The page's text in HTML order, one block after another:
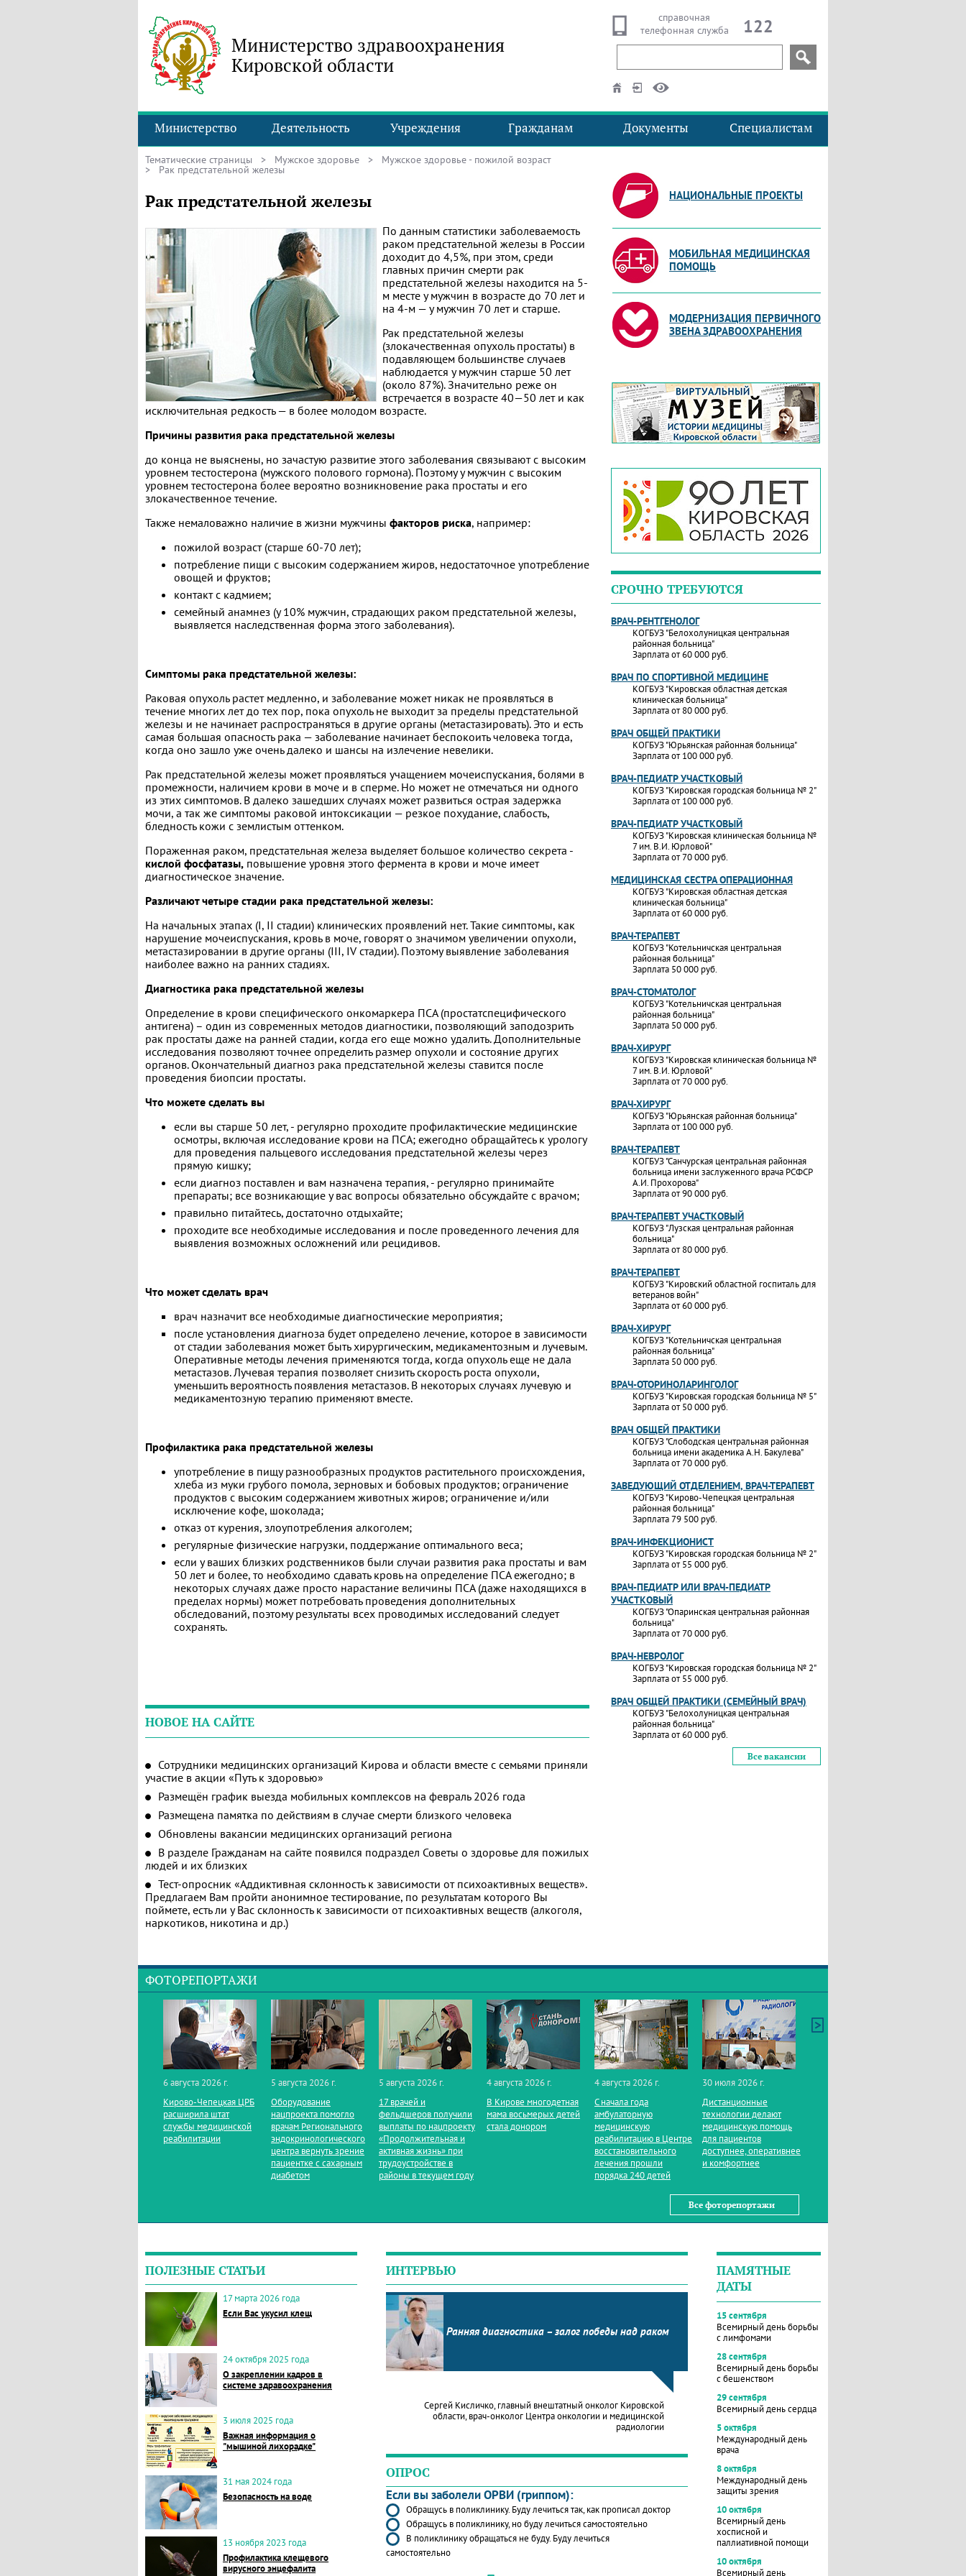
Министерство здравоохранения
Кировской области
справочная
телефонная служба
122
Министерство Деятельность Учреждения Гражданам Документы Специалистам
Тематические страницы > Мужское здоровье > Мужское здоровье - пожилой возраст
> Рак предстательной железы
Рак предстательной железы
По данным статистики заболеваемость
раком предстательной железы в России
доходит до 4,5%, при этом, среди
главных причин смерти рак
предстательной железы находится на 5-
м месте у мужчин в возрасте до 70 лет и
на 4-м — у мужчин 70 лет и старше.
Рак предстательной железы
(злокачественная опухоль простаты) в
подавляющем большинстве случаев
наблюдается у мужчин старше 50 лет
(около 87%). Значительно реже он
встре­чается в возрасте 40—50 лет и как
исключительная редкость — в более молодом возрасте.
Причины развития рака предстательной железы
до конца не выяснены, но зачастую развитие этого заболевания связывают с высоким
уровнем тестостерона (мужского полового гормона). Поэтому у мужчин с высоким
уровнем тестостерона более вероятно возникновение рака простаты и его
злокачественное течение.
Также немаловажно наличие в жизни мужчины факторов риска, например:
пожилой возраст (старше 60-70 лет);
потребление пищи с высоким содержанием жиров, недостаточное употребление
овощей и фруктов;
контакт с кадмием;
семейный анамнез (у 10% мужчин, страдающих раком предстательной железы,
выявляется наследственная форма этого заболевания).
Симптомы рака предстательной железы:
Раковая опухоль растет медленно, и заболевание может никак не проявляться в
течение многих лет до тех пор, пока опухоль не выходит за пределы предстательной
железы и не начинает распространяться в другие органы (метастазировать). Это и есть
самая большая опасность рака — заболевание начинает беспокоить человека тогда,
когда оно зашло уже очень далеко и шансы на излечение невелики.
Рак предстательной железы может проявляться учащением мочеиспускания, болями в
промежности, наличием крови в моче и в сперме. Но может не отмечаться ни одного
из этих симптомов. В далеко зашедших случаях может развиться острая задержка
мочи, а так же симптомы раковой интоксикации — резкое похудание, слабость,
бледность кожи с землистым оттенком.
Пораженная раком, предстательная железа выделяет большое количество секрета -
кислой фосфатазы, повышение уровня этого фермента в крови и моче имеет
диагностическое значение.
Различают четыре стадии рака предстательной железы:
На начальных этапах (I, II стадии) клинических проявлений нет. Такие симптомы, как
нарушение мочеиспускания, кровь в моче, говорят о значимом увеличении опухоли,
метастазировании в другие органы (III, IV стадии). Поэтому выявление заболевания
наиболее важно на ранних стадиях.
Диагностика рака предстательной железы
Определение в крови специфического онкомаркера ПСА (простатспецифического
антигена) – один из современных методов диагностики, позволяющий заподозрить
рак простаты даже на ранней стадии, когда его еще можно удалить. Дополнительные
исследования позволяют точнее определить размер опухоли и состояние других
органов. Окончательный диагноз рака предстательной железы ставится после
проведения биопсии простаты.
Что можете сделать вы
если вы старше 50 лет, - регулярно проходите профилактические медицинские
осмотры, включая исследование крови на ПСА; ежегодно обращайтесь к урологу
для проведения пальцевого исследования предстательной железы через
прямую кишку;
если диагноз поставлен и вам назначена терапия, - регулярно принимайте
препараты; все возникающие у вас вопросы обязательно обсуждайте с врачом;
правильно питайтесь, достаточно отдыхайте;
проходите все необходимые исследования и после проведенного лечения для
выявления возможных осложнений или рецидивов.
Что может сделать врач
врач назначит все необходимые диагностические мероприятия;
после установления диагноза будет определено лечение, которое в зависимости
от стадии заболевания может быть хирургическим, медикаментозным и лучевым.
Оперативные методы лечения применяются тогда, когда опухоль еще не дала
метастазов. Лучевая терапия позволяет снизить скорость роста опухоли,
уменьшить вероятность появления метастазов. В некоторых случаях лучевую и
медикаментозную терапию применяют вместе.
Профилактика рака предстательной железы
употребление в пищу разнообразных продуктов растительного происхождения,
хлеба из муки грубого помола, зерновых и бобовых продуктов; ограничение
продуктов с высоким содержанием животных жиров; ограничение и/или
исключение кофе, шоколада;
отказ от курения, злоупотребления алкоголем;
регулярные физические нагрузки, поддержание оптимального веса;
если у ваших близких родственников были случаи развития рака простаты и вам
50 лет и более, то необходимо сдавать кровь на определение ПСА ежегодно; в
некоторых случаях даже просто нарастание величины ПСА (даже находящихся в
пределах нормы) может потребовать проведения дополнительных
обследований, поэтому результаты всех проводимых исследований следует
сохранять.
НОВОЕ НА САЙТЕ
Сотрудники медицинских организаций Кирова и области вместе с семьями приняли
участие в акции «Путь к здоровью»
Размещён график выезда мобильных комплексов на февраль 2026 года
Размещена памятка по действиям в случае смерти близкого человека
Обновлены вакансии медицинских организаций региона
В разделе Гражданам на сайте появился подраздел Советы о здоровье для пожилых
людей и их близких
Тест-опросник «Аддиктивная склонность к зависимости от психоактивных веществ».
Предлагаем Вам пройти анонимное тестирование, по результатам которого Вы
поймете, есть ли у Вас склонность к зависимости от психоактивных веществ (алкоголя,
наркотиков, никотина и др.)
НАЦИОНАЛЬНЫЕ ПРОЕКТЫ
МОБИЛЬНАЯ МЕДИЦИНСКАЯ
ПОМОЩЬ
МОДЕРНИЗАЦИЯ ПЕРВИЧНОГО
ЗВЕНА ЗДРАВООХРАНЕНИЯ
СРОЧНО ТРЕБУЮТСЯ
ВРАЧ-РЕНТГЕНОЛОГ
КОГБУЗ "Белохолуницкая центральная
районная больница"
Зарплата от 60 000 руб.
ВРАЧ ПО СПОРТИВНОЙ МЕДИЦИНЕ
КОГБУЗ "Кировская областная детская
клиническая больница"
Зарплата от 80 000 руб.
ВРАЧ ОБЩЕЙ ПРАКТИКИ
КОГБУЗ "Юрьянская районная больница"
Зарплата от 100 000 руб.
ВРАЧ-ПЕДИАТР УЧАСТКОВЫЙ
КОГБУЗ "Кировская городская больница № 2"
Зарплата от 100 000 руб.
ВРАЧ-ПЕДИАТР УЧАСТКОВЫЙ
КОГБУЗ "Кировская клиническая больница №
7 им. В.И. Юрловой"
Зарплата от 70 000 руб.
МЕДИЦИНСКАЯ СЕСТРА ОПЕРАЦИОННАЯ
КОГБУЗ "Кировская областная детская
клиническая больница"
Зарплата от 60 000 руб.
ВРАЧ-ТЕРАПЕВТ
КОГБУЗ "Котельничская центральная
районная больница"
Зарплата 50 000 руб.
ВРАЧ-СТОМАТОЛОГ
КОГБУЗ "Котельничская центральная
районная больница"
Зарплата 50 000 руб.
ВРАЧ-ХИРУРГ
КОГБУЗ "Кировская клиническая больница №
7 им. В.И. Юрловой"
Зарплата от 70 000 руб.
ВРАЧ-ХИРУРГ
КОГБУЗ "Юрьянская районная больница"
Зарплата от 100 000 руб.
ВРАЧ-ТЕРАПЕВТ
КОГБУЗ "Санчурская центральная районная
больница имени заслуженного врача РСФСР
А.И. Прохорова"
Зарплата от 90 000 руб.
ВРАЧ-ТЕРАПЕВТ УЧАСТКОВЫЙ
КОГБУЗ "Лузская центральная районная
больница"
Зарплата от 80 000 руб.
ВРАЧ-ТЕРАПЕВТ
КОГБУЗ "Кировский областной госпиталь для
ветеранов войн"
Зарплата от 60 000 руб.
ВРАЧ-ХИРУРГ
КОГБУЗ "Котельничская центральная
районная больница"
Зарплата 50 000 руб.
ВРАЧ-ОТОРИНОЛАРИНГОЛОГ
КОГБУЗ "Кировская городская больница № 5"
Зарплата от 50 000 руб.
ВРАЧ ОБЩЕЙ ПРАКТИКИ
КОГБУЗ "Слободская центральная районная
больница имени академика А.Н. Бакулева"
Зарплата от 70 000 руб.
ЗАВЕДУЮЩИЙ ОТДЕЛЕНИЕМ, ВРАЧ-ТЕРАПЕВТ
КОГБУЗ "Кирово-Чепецкая центральная
районная больница"
Зарплата 79 500 руб.
ВРАЧ-ИНФЕКЦИОНИСТ
КОГБУЗ "Кировская городская больница № 2"
Зарплата от 55 000 руб.
ВРАЧ-ПЕДИАТР ИЛИ ВРАЧ-ПЕДИАТР
УЧАСТКОВЫЙ
КОГБУЗ "Опаринская центральная районная
больница"
Зарплата от 70 000 руб.
ВРАЧ-НЕВРОЛОГ
КОГБУЗ "Кировская городская больница № 2"
Зарплата от 55 000 руб.
ВРАЧ ОБЩЕЙ ПРАКТИКИ (СЕМЕЙНЫЙ ВРАЧ)
КОГБУЗ "Белохолуницкая центральная
районная больница"
Зарплата от 60 000 руб.
Все вакансии
ФОТОРЕПОРТАЖИ
6 августа 2026 г.
Кирово‑Чепецкая ЦРБ
расширила штат
службы медицинской
реабилитации
5 августа 2026 г.
Оборудование
нацпроекта помогло
врачам Регионального
эндокринологического
центра вернуть зрение
пациентке с сахарным
диабетом
5 августа 2026 г.
17 врачей и
фельдшеров получили
выплаты по нацпроекту
«Продолжительная и
активная жизнь» при
трудоустройстве в
районы в текущем году
4 августа 2026 г.
В Кирове многодетная
мама восьмерых детей
стала донором
4 августа 2026 г.
С начала года
амбулаторную
медицинскую
реабилитацию в Центре
восстановительного
лечения прошли
порядка 240 детей
30 июля 2026 г.
Дистанционные
технологии делают
медицинскую помощь
для пациентов
доступнее, оперативнее
и комфортнее
Все фоторепортажи
ПОЛЕЗНЫЕ СТАТЬИ
17 марта 2026 года
Если Вас укусил клещ
24 октября 2025 года
О закреплении кадров в
системе здравоохранения
3 июля 2025 года
Важная информация о
"мышиной лихорадке"
31 мая 2024 года
Безопасность на воде
13 ноября 2023 года
Профилактика клещевого
вирусного энцефалита
ИНТЕРВЬЮ
Ранняя диагностика – залог победы над раком
Сергей Кисличко, главный внештатный онколог Кировской
области, врач-онколог Центра онкологии и медицинской
радиологии
ОПРОС
Если вы заболели ОРВИ (гриппом):
Обращусь в поликлинику. Буду лечиться так, как прописал доктор
Обращусь в поликлинику, но буду лечиться самостоятельно
В поликлинику обращаться не буду. Буду лечиться
самостоятельно
ПАМЯТНЫЕ
ДАТЫ
15 сентября
Всемирный день борьбы
с лимфомами
28 сентября
Всемирный день борьбы
с бешенством
29 сентября
Всемирный день сердца
5 октября
Международный день
врача
8 октября
Международный день
защиты зрения
10 октября
Всемирный день
хосписной и
паллиативной помощи
10 октября
Всемирный день